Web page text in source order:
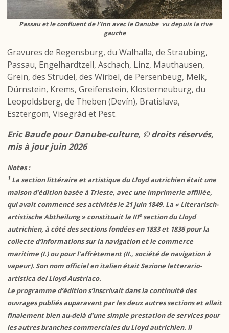
Passau et le confluent de l’Inn avec le Danube vu depuis la rive
gauche
Gravures de Regensburg, du Walhalla, de Straubing,
Passau, Engelhardtzell, Aschach, Linz, Mauthausen,
Grein, des Strudel, des Wirbel, de Persenbeug, Melk,
Dürnstein, Krems, Greifenstein, Klosterneuburg, du
Leopoldsberg, de Theben (Devín), Bratislava,
Esztergom, Visegrád et Pest.
Eric Baude pour Danube-culture, © droits réservés,
mis à jour juin 2026
Notes :
1 La section littéraire et artistique du Lloyd autrichien était une
maison d’édition basée à Trieste, avec une imprimerie affiliée,
qui avait commencé ses activités le 21 juin 1849. La « Literarisch-
artistische Abtheilung » constituait la IIIesection du Lloyd
autrichien, à côté des sections fondées en 1833 et 1836 pour la
collecte d’informations sur la navigation et le commerce
maritime (I.) ou pour l’affrètement (II., société de navigation à
vapeur). Son nom officiel en italien était Sezione letterario-
artistica del Lloyd Austriaco.
Le programme d’édition s’inscrivait dans la continuité des
ouvrages publiés auparavant par les deux autres sections et allait
finalement bien au-delà d’une simple prestation de services pour
les autres branches commerciales du Lloyd autrichien. Il